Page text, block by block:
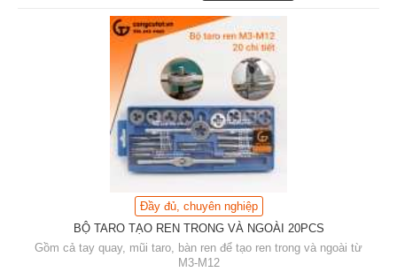
Đầy đủ, chuyên nghiệp
BỘ TARO TẠO REN TRONG VÀ NGOÀI 20PCS
Gồm cả tay quay, mũi taro, bàn ren để tạo ren trong và ngoài từ
M3-M12